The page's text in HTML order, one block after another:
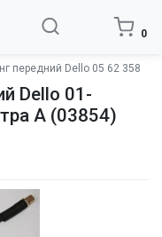
0
передний Dello 05 62 358
Dello 01-
A (03854)